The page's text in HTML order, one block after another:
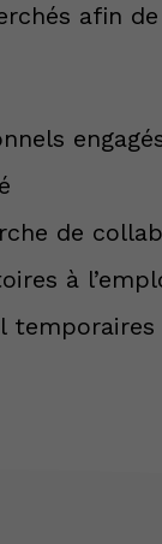
afin
de
à